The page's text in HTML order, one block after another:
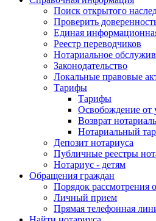
Поиск открытого
Проверить
Единая
Реестр переводчиков
Нотариальное
Законодательство
Локальные правовые
Тарифы
Тарифы
Освобождение от
Возврат
Нотариальный
Депозит нотариуса
Публичные реестры
Нотариус - детям
Обращения граждан
Порядок рассмотрения
Личный прием
Прямая телефонная